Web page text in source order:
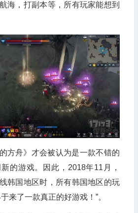
海，打副本等，所有玩家能想到
方舟》才会被认为是一款不错的
的游戏。因此，2018年11月，
韩国地区时，所有韩国地区的玩
来了一款真正的好游戏！”。